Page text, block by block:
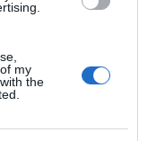
my
the
Έλληνα οδηγέ πως
η αλληλουχία
όπως βλέπουμε,
και μετά